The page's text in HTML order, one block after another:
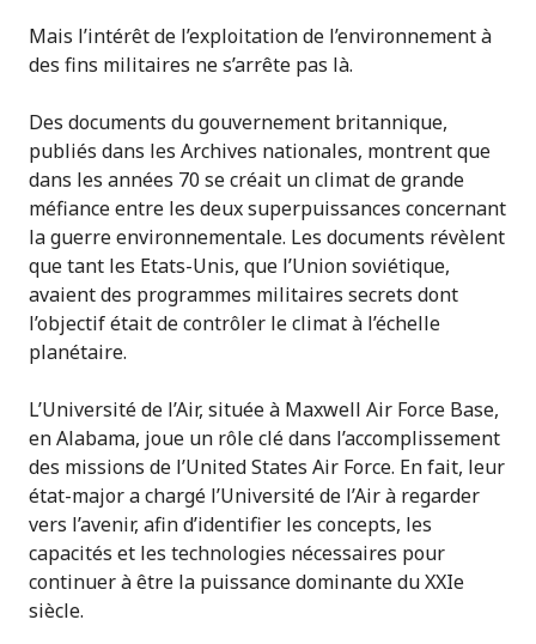
Mais l’intérêt de l’exploitation de l’environnement à
des fins militaires ne s’arrête pas là.
Des documents du gouvernement britannique,
publiés dans les Archives nationales, montrent que
dans les années 70 se créait un climat de grande
méfiance entre les deux superpuissances concernant
la guerre environnementale. Les documents révèlent
que tant les Etats-Unis, que l’Union soviétique,
avaient des programmes militaires secrets dont
l’objectif était de contrôler le climat à l’échelle
planétaire.
L’Université de l’Air, située à Maxwell Air Force Base,
en Alabama, joue un rôle clé dans l’accomplissement
des missions de l’United States Air Force. En fait, leur
état-major a chargé l’Université de l’Air à regarder
vers l’avenir, afin d’identifier les concepts, les
capacités et les technologies nécessaires pour
continuer à être la puissance dominante du XXIe
siècle.